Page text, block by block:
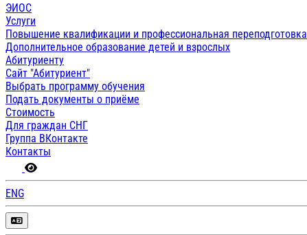
ЭИОС
Услуги
Повышение квалификации и профессиональная переподготовка
Дополнительное образование детей и взрослых
Абитуриенту
Сайт "Абитуриент"
Выбрать программу обучения
Подать документы о приёме
Стоимость
Для граждан СНГ
Группа ВКонтакте
Контакты
ENG